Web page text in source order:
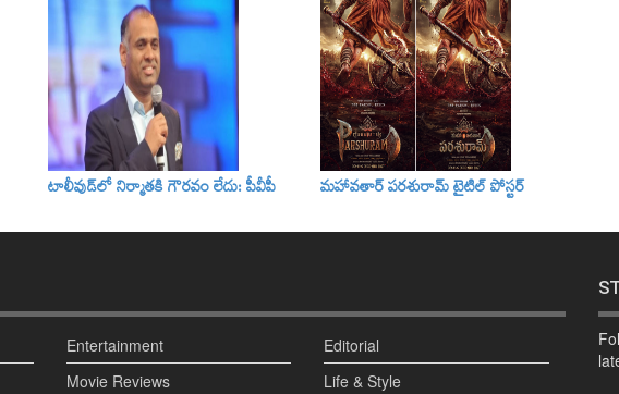
టాలీవుడ్‌లో నిర్మాతకి గౌరవం లేదు: పీవీపీ మహావతార్ పరశురామ్‌ టైటిల్‌ పోస్టర్
Entertainment
Movie Reviews
Editorial
Life & Style